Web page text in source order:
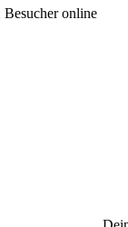
Besucher online